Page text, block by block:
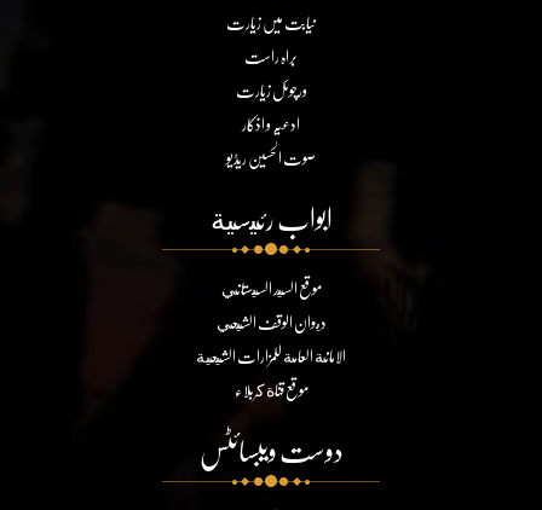
نیابت میں زیارت
براہ راست
ورچوئل زیارت
ادعیہ و اذکار
صوت الحسین ریڈیو
ابواب رئيسية
موقع السيد السيستاني
ديوان الوقف الشيعي
الامانة العامة للمزارات الشيعية
موقع قناة كربلاء
دوست ویبسائٹس